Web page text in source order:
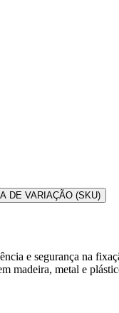
DE VARIAÇÃO (SKU)
e segurança na
madeira, metal e